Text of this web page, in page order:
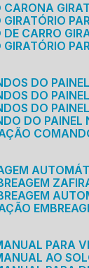
CARONA
GIRATÓRIO
DE CARRO
GIRATÓRIO
DO
DO
DO
DO
PARA
AO